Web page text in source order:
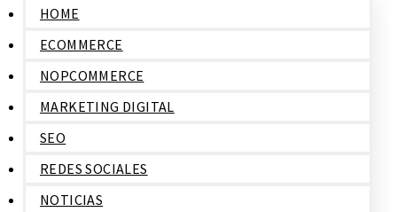
HOME
ECOMMERCE
NOPCOMMERCE
MARKETING DIGITAL
SEO
REDES SOCIALES
NOTICIAS